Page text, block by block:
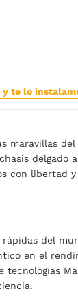
te lo
maravillas
delgado
con libertad y
del
en el